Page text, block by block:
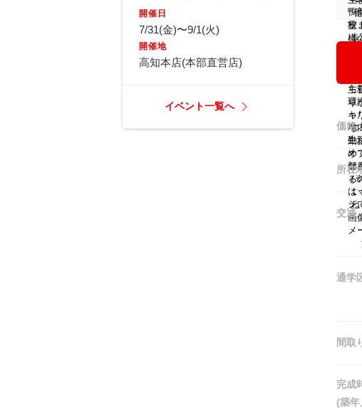
開催日
7/31(金)〜9/1(火)
開催地
高知本店(本部直営店)
イベント一覧へ
価格
所在
交通
通学
間取
完成
(築年